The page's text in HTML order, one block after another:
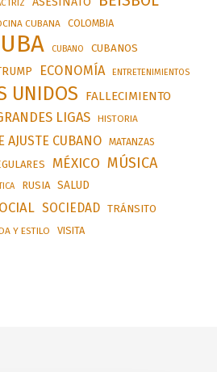
CUBANA COLOMBIA
CUBANO CUBANOS
ECONOMÍA ENTRETENIMIENTOS
UNIDOS FALLECIMIENTO
LIGAS HISTORIA
AJUSTE CUBANO MATANZAS
MÉXICO MÚSICA
RUSIA SALUD
SOCIEDAD TRÁNSITO
Y ESTILO VISITA